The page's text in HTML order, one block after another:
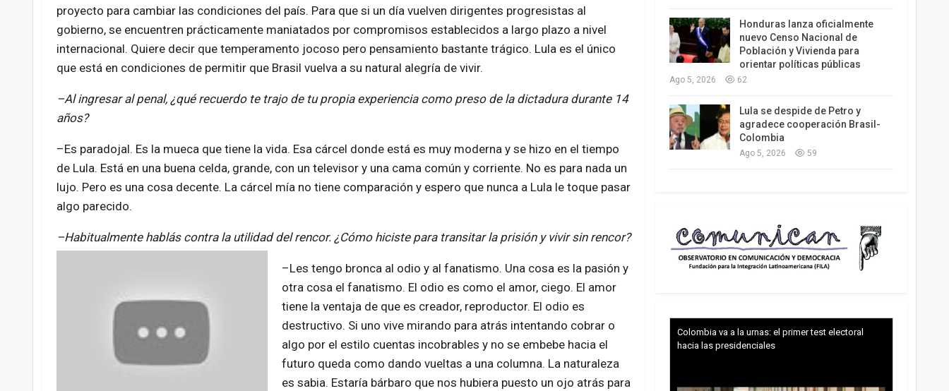
proyecto para cambiar las condiciones del país. Para que si un día vuelven dirigentes progresistas al
gobierno, se encuentren prácticamente maniatados por compromisos establecidos a largo plazo a nivel
internacional. Quiere decir que temperamento jocoso pero pensamiento bastante trágico. Lula es el único
que está en condiciones de permitir que Brasil vuelva a su natural alegría de vivir.
–Al ingresar al penal, ¿qué recuerdo te trajo de tu propia experiencia como preso de la dictadura durante 14
años?
–Es paradojal. Es la mueca que tiene la vida. Esa cárcel donde está es muy moderna y se hizo en el tiempo
de Lula. Está en una buena celda, grande, con un televisor y una cama común y corriente. No es para nada un
lujo. Pero es una cosa decente. La cárcel mía no tiene comparación y espero que nunca a Lula le toque pasar
algo parecido.
–Habitualmente hablás contra la utilidad del rencor. ¿Cómo hiciste para transitar la prisión y vivir sin rencor?
–Les tengo bronca al odio y al fanatismo. Una cosa es la pasión y
otra cosa el fanatismo. El odio es como el amor, ciego. El amor
tiene la ventaja de que es creador, reproductor. El odio es
destructivo. Si uno vive mirando para atrás intentando cobrar o
algo por el estilo cuentas incobrables y no se embebe hacia el
futuro queda como dando vueltas a una columna. La naturaleza
es sabia. Estaría bárbaro que nos hubiera puesto un ojo atrás para
Honduras lanza oficialmente
nuevo Censo Nacional de
Población y Vivienda para
orientar políticas públicas
Ago 5, 2026 62
Lula se despide de Petro y
agradece cooperación Brasil-
Colombia
Ago 5, 2026 59
Colombia va a la urnas: el primer test electoral
hacia las presidenciales